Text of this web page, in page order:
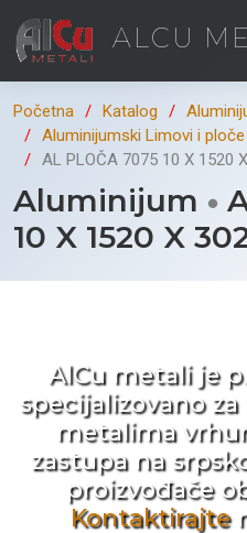
ALCU
Početna Katalog
Aluminijumski Limovi i ploče
AL PLOČA 7075 10 X 1520
Aluminijum
10 X 1520 X
AlCu metali je
specijalizovano
metalima
zastupa na
proizvođače
Kontaktirajte